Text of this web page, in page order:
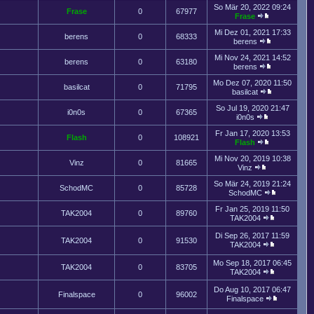
Frase 0 67977
So Mär 20, 2022 09:24
Frase
berens 0 68333
Mi Dez 01, 2021 17:33
berens
berens 0 63180
Mi Nov 24, 2021 14:52
berens
basilcat 0 71795
Mo Dez 07, 2020 11:50
basilcat
i0n0s 0 67365
So Jul 19, 2020 21:47
i0n0s
Flash 0 108921
Fr Jan 17, 2020 13:53
Flash
Vinz 0 81665
Mi Nov 20, 2019 10:38
Vinz
SchodMC 0 85728
So Mär 24, 2019 21:24
SchodMC
TAK2004 0 89760
Fr Jan 25, 2019 11:50
TAK2004
TAK2004 0 91530
Di Sep 26, 2017 11:59
TAK2004
TAK2004 0 83705
Mo Sep 18, 2017 06:45
TAK2004
Finalspace 0 96002
Do Aug 10, 2017 06:47
Finalspace